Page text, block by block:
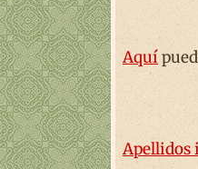
Aquí
Apellidos